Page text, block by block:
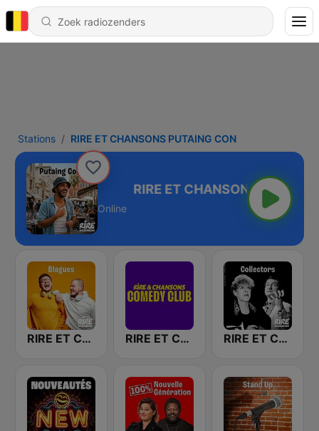
Stations RIRE ET CHANSONS PUTAING CON
CON
Online
RIRE ET CHANSONS BLAGUES RIRE ET CHANSONS COMEDY CLUB RIRE ET CHANSONS COLLECTORS